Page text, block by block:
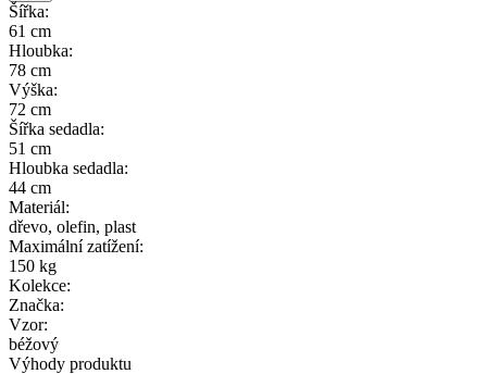
Šířka:
61 cm
Hloubka:
78 cm
Výška:
72 cm
Šířka sedadla:
51 cm
Hloubka sedadla:
44 cm
Materiál:
dřevo, olefin, plast
Maximální zatížení:
150 kg
Kolekce:
Značka:
Vzor:
béžový
Výhody produktu